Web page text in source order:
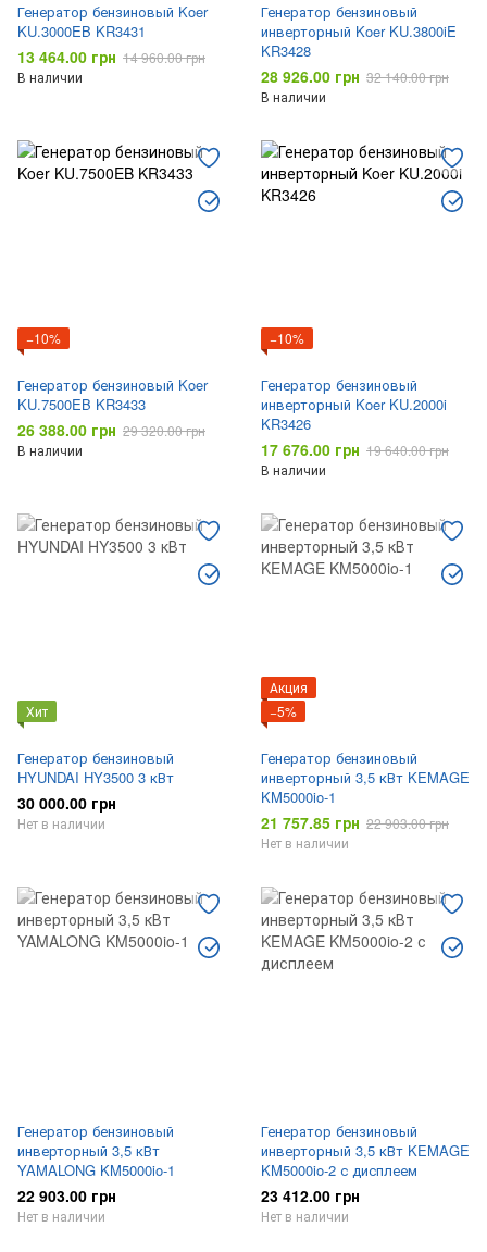
Генератор бензиновый Koer
KU.3000EB KR3431
13 464.00 грн 14 960.00 грн
В наличии
Генератор бензиновый
инверторный Koer KU.3800iE
KR3428
28 926.00 грн 32 140.00 грн
В наличии
−10%
Генератор бензиновый Koer
KU.7500EB KR3433
26 388.00 грн 29 320.00 грн
В наличии
−10%
Генератор бензиновый
инверторный Koer KU.2000i
KR3426
17 676.00 грн 19 640.00 грн
В наличии
Хит
Генератор бензиновый
HYUNDAI HY3500 3 кВт
30 000.00 грн
Нет в наличии
Акция
−5%
Генератор бензиновый
инверторный 3,5 кВт KEMAGE
KM5000io-1
21 757.85 грн 22 903.00 грн
Нет в наличии
Генератор бензиновый
инверторный 3,5 кВт
YAMALONG KM5000io-1
22 903.00 грн
Нет в наличии
Генератор бензиновый
инверторный 3,5 кВт KEMAGE
KM5000io-2 с дисплеем
23 412.00 грн
Нет в наличии